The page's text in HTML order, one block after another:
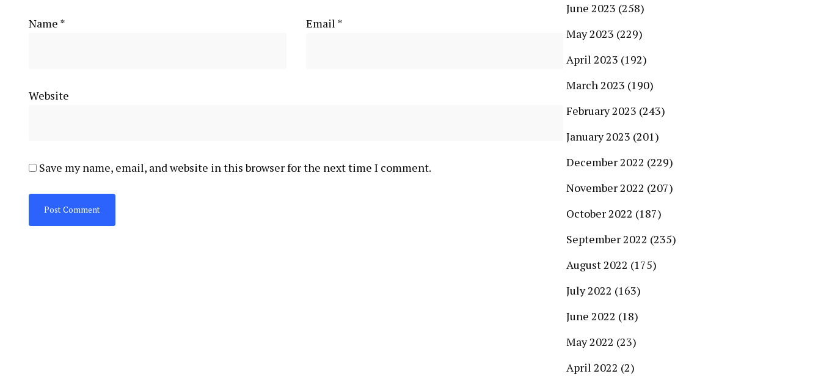
Name * Email *
Website
Save my name, email, and website in this browser for the next time I comment.
June 2023 (258)
May 2023 (229)
April 2023 (192)
March 2023 (190)
February 2023 (243)
January 2023 (201)
December 2022 (229)
November 2022 (207)
October 2022 (187)
September 2022 (235)
August 2022 (175)
July 2022 (163)
June 2022 (18)
May 2022 (23)
April 2022 (2)